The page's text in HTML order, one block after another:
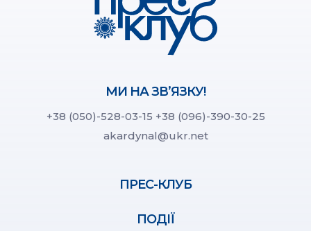
МИ НА ЗВ’ЯЗКУ!
+38 (050)-528-03-15 +38 (096)-390-30-25
akardynal@ukr.net
ПРЕС-КЛУБ
ПОДІЇ